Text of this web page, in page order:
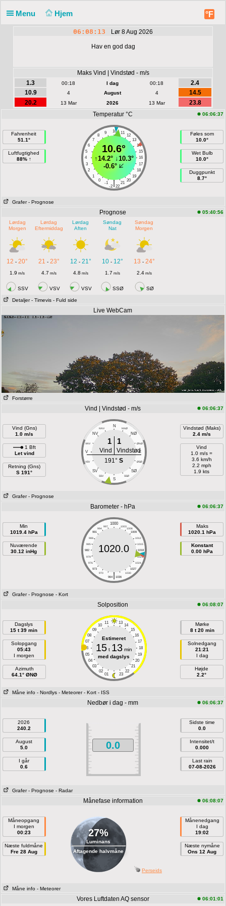
Menu Hjem °F
06:08:13 Lør 8 Aug 2026
Hav en god dag
Maks Vind | Vindstød - m/s
1.3
00:18 I dag 00:18
2.4
10.9
4 August 4
14.5
20.2
13 Mar 2026 13 Mar
23.8
Temperatur °C
06:06:37
Fahrenheit
51.1°
Luftfugtighed
88% ↑
10
9 11
8
12
7
13
6
14
5
15
4
16
3
17
2
18
1
19
0
20
-1 21
|
-2 22
10.6°
↑14.2°↓10.3°
-0.6°
Føles som
10.0°
Wet Bulb
10.0°
Duggpunkt
8.7°
Grafer - Prognose
Prognose
05:40:56
Lørdag
Morgen
Lørdag
Eftermiddag
Lørdag
Aften
Søndag
Nat
Søndag
Morgen
12 -20° 21 - 23° 12 - 21° 10- 12° 13 - 24°
1.9 m/s 4.7 m/s 4.8 m/s 1.7 m/s 2.4m/s
SSV VSV VSV SSØ SØ
Detaljer - Timevis - Fuld side
Live WebCam
Forstørre
Vind | Vindstød - m/s 06:06:37
Vind (Gns)
1.0 m/s
1 Bft
Let vind
Retning (Gns)
S 191°
N
NNV NNØ
NV NØ
VNV ØNØ
V E
VSV ØSØ
SV SØ
SSV SSØ
S
1 1
Vind
Vindstød
191°S
Vindstød (Maks)
2.4 m/s
Vind
1.0 m/s =
3.6 km/h
2.2 mph
1.9 kts
Grafer - Prognose
Barometer - hPa 06:06:37
Min
1019.4 hPa
Nuværende
30.12 inHg
1000
997 1003
994
1006
991
1009
988
1012
985
1015
982
1018
979
1021
976
1024
973
1027
970
1030
|
964 1036
1020.0
Maks
1020.1 hPa
Konstant
0.00 hPa
Grafer - Prognose - Kort
Solposition 06:08:07
Dagslys
15 t 39 min
Solopgang
05:43
I morgen
Azimuth
64.1° ØNØ
11 13
10
14
09
15
08
16
07
17
06
18
05
19
04
20
03
21
02
22
01 23
Estimeret
15t 13min
med dagslys
Mørke
8 t 20 min
Solnedgang
21:21
I dag
Højde
2.2°
Måne info - Nordlys - Meteorer - Kort - ISS
Nedbør i dag - mm 06:06:37
2026
240.2
August
5.0
I går
0.6
0.0
Sidste time
0.0
Intensitet/t
0.000
Last rain
07-08-2026
Grafer - Prognose - Radar
Månefase information 06:08:07
Måneopgang
I morgen
00:23
Næste fuldmåne
Fre 28 Aug
27%
Luminans
Aftagende halvmåne
Månenedgang
I dag
19:02
Næste nymåne
Ons 12 Aug
Perseids
Måne info - Meteorer
Vores Luftdaten AQ sensor 06:01:01